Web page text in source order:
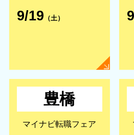
9/19 （土）
豊橋
マイナビ転職フェア